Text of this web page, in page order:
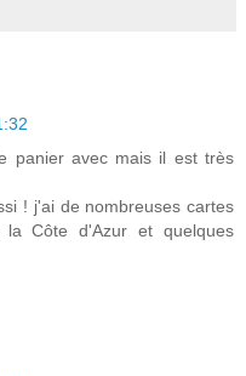
panier avec mais il est très
! j'ai de nombreuses cartes
la Côte d'Azur et quelques